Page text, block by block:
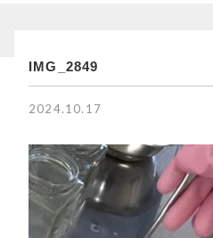
イベント
NEW
新着商
IMG_2849
2024.10.17
価格帯
その他
在庫あり セ